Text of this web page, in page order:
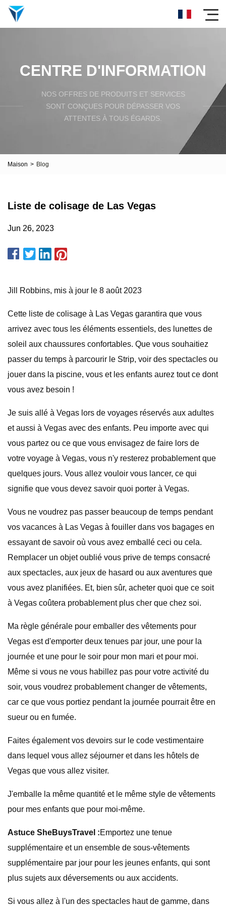
CENTRE D'INFORMATION
NOS OFFRES DE PRODUITS ET SERVICES
SONT CONÇUES POUR DÉPASSER VOS
ATTENTES À TOUS ÉGARDS.
Maison > Blog
Liste de colisage de Las Vegas
Jun 26, 2023
Jill Robbins, mis à jour le 8 août 2023
Cette liste de colisage à Las Vegas garantira que vous
arrivez avec tous les éléments essentiels, des lunettes de
soleil aux chaussures confortables. Que vous souhaitiez
passer du temps à parcourir le Strip, voir des spectacles ou
jouer dans la piscine, vous et les enfants aurez tout ce dont
vous avez besoin !
Je suis allé à Vegas lors de voyages réservés aux adultes
et aussi à Vegas avec des enfants. Peu importe avec qui
vous partez ou ce que vous envisagez de faire lors de
votre voyage à Vegas, vous n'y resterez probablement que
quelques jours. Vous allez vouloir vous lancer, ce qui
signifie que vous devez savoir quoi porter à Vegas.
Vous ne voudrez pas passer beaucoup de temps pendant
vos vacances à Las Vegas à fouiller dans vos bagages en
essayant de savoir où vous avez emballé ceci ou cela.
Remplacer un objet oublié vous prive de temps consacré
aux spectacles, aux jeux de hasard ou aux aventures que
vous avez planifiées. Et, bien sûr, acheter quoi que ce soit
à Vegas coûtera probablement plus cher que chez soi.
Ma règle générale pour emballer des vêtements pour
Vegas est d'emporter deux tenues par jour, une pour la
journée et une pour le soir pour mon mari et pour moi.
Même si vous ne vous habillez pas pour votre activité du
soir, vous voudrez probablement changer de vêtements,
car ce que vous portiez pendant la journée pourrait être en
sueur ou en fumée.
Faites également vos devoirs sur le code vestimentaire
dans lequel vous allez séjourner et dans les hôtels de
Vegas que vous allez visiter.
J'emballe la même quantité et le même style de vêtements
pour mes enfants que pour moi-même.
Astuce SheBuysTravel :Emportez une tenue
supplémentaire et un ensemble de sous-vêtements
supplémentaire par jour pour les jeunes enfants, qui sont
plus sujets aux déversements ou aux accidents.
Si vous allez à l'un des spectacles haut de gamme, dans